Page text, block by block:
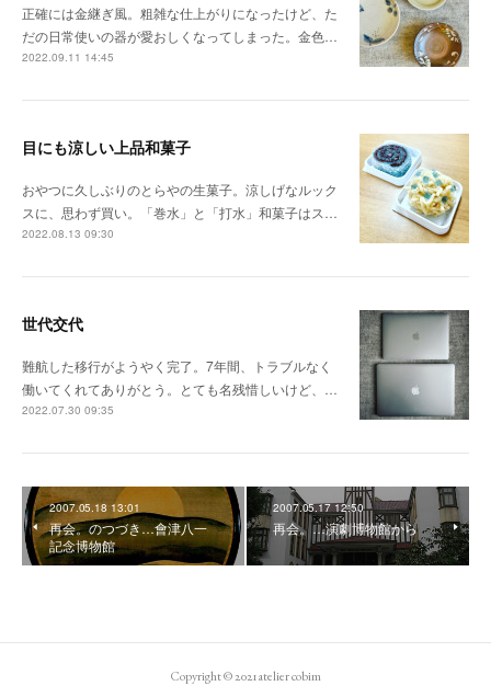
正確には金継ぎ風。粗雑な仕上がりになったけど、た
だの日常使いの器が愛おしくなってしまった。金色…
2022.09.11 14:45
目にも涼しい上品和菓子
おやつに久しぶりのとらやの生菓子。涼しげなルック
スに、思わず買い。「巻水」と「打水」和菓子はス…
2022.08.13 09:30
世代交代
難航した移行がようやく完了。7年間、トラブルなく
働いてくれてありがとう。とても名残惜しいけど、…
2022.07.30 09:35
2007.05.18 13:01
再会。のつづき…會津八一
記念博物館
2007.05.17 12:50
再会。…演劇博物館から
Copyright © 2021 atelier cobim